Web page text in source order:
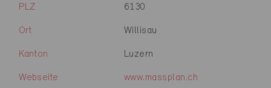
PLZ 6130
Ort Willisau
Kanton Luzern
Webseite www.massplan.ch